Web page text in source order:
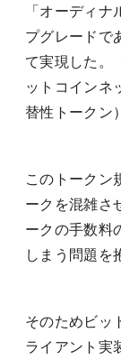
「オーディ
プグレードで
て実現した。
ットコインネ
替性トークン
このトークン
ークを混雑さ
ークの手数料
しまう問題を
そのためビッ
ライアント実